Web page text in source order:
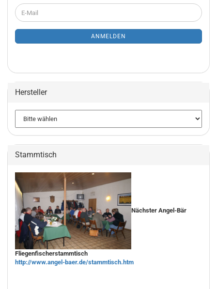
WEITER
ZUR
ANMELDUNG
E-
Mail
ANMELDEN
Hersteller
Stammtisch
Nächster Angel-Bär
Fliegenfischerstammtisch
http://www.angel-baer.de/stammtisch.htm